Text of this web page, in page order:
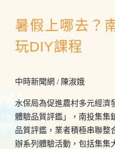
暑假上哪去？
玩DIY課程
中時新聞網 / 陳淑娥
水保局為促進農村多元經濟
體驗品質評鑑」，南投集集
品質評鑑，業者積極串聯整
辦系列體驗活動，包括集集